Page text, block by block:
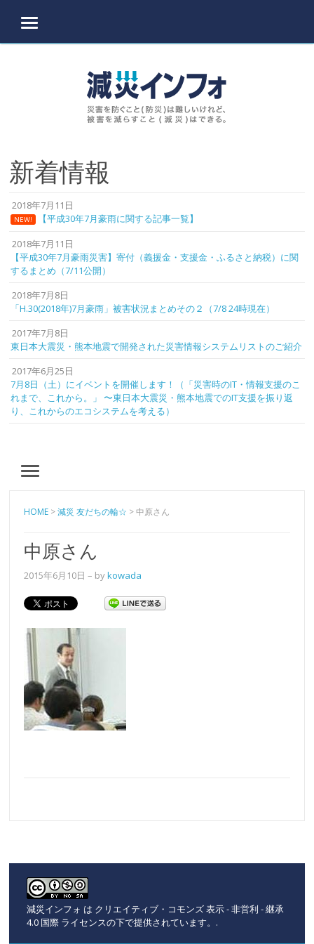
MENU
新着情報
2018年7月11日
NEW! 【平成30年7月豪雨に関する記事一覧】
2018年7月11日
【平成30年7月豪雨災害】寄付（義援金・支援金・ふるさと納税）に関
するまとめ（7/11公開）
2018年7月8日
「H.30(2018年)7月豪雨」被害状況まとめその２（7/8 24時現在）
2017年7月8日
東日本大震災・熊本地震で開発された災害情報システムリストのご紹介
2017年6月25日
7月8日（土）にイベントを開催します！（「災害時のIT・情報支援のこ
れまで、これから。」 〜東日本大震災・熊本地震でのIT支援を振り返
り、これからのエコシステムを考える）
MENU
HOME >減災 友だちの輪☆ >中原さん
中原さん
2015年6月10日 – bykowada
減災インフォ は クリエイティブ・コモンズ 表示 - 非営利 - 継承
4.0 国際 ライセンスの下で提供されています。 .